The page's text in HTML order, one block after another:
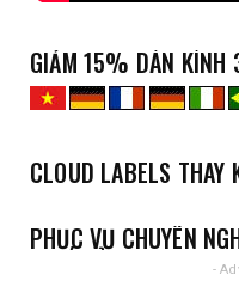
GIẢM 15% DÁN KÍNH
XE
CLOUD LABELS THAY
PHỤC VỤ CHUYÊN
- GIÁ RẺ -